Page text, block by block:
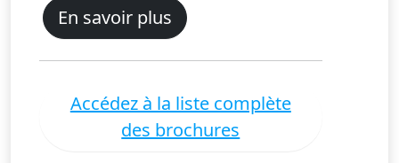
En savoir plus
Accédez à la liste complète
des brochures